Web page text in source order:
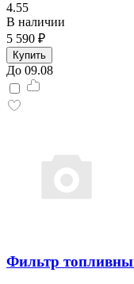
4.55
В наличии
5 590 ₽
Купить
До 09.08
Фильтр